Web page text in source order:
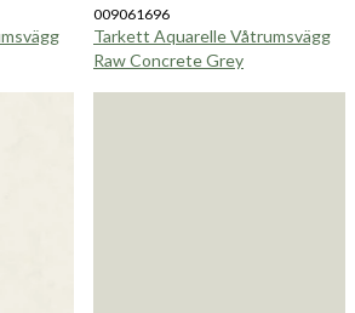
009061696
Tarkett Aquarelle Våtrumsvägg
Raw Concrete Grey